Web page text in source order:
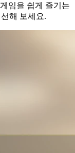
임을 쉽게 즐기는
해 보세요.